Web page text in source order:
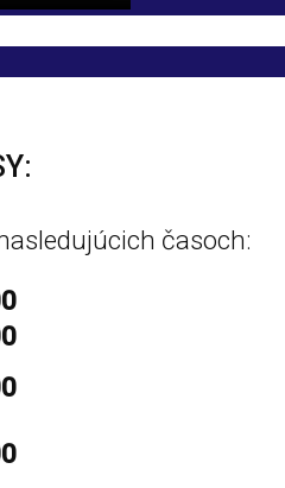
časoch: